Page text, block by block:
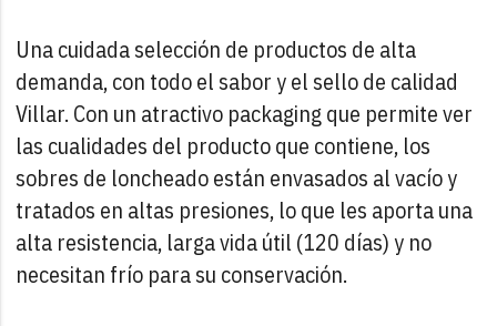
Una cuidada selección de productos de alta
demanda, con todo el sabor y el sello de calidad
Villar. Con un atractivo packaging que permite ver
las cualidades del producto que contiene, los
sobres de loncheado están envasados al vacío y
tratados en altas presiones, lo que les aporta una
alta resistencia, larga vida útil (120 días) y no
necesitan frío para su conservación.